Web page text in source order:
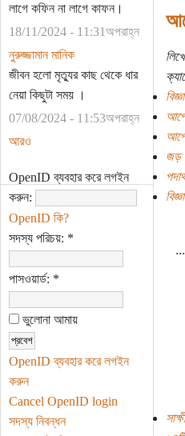
লাগে কফিন না লাগে কাফন।
18/11/2024 - 11:31অপরাহ্ন
নুরুজ্জামান মানিক
জীবন হলো মৃত্যুর কাছ থেকে ধার
নেয়া কিছুটা সময় ।
07/08/2024 - 11:53অপরাহ্ন
আরও
OpenID ব্যবহার করে লগইন
করুন:
OpenID কি?
সদস্য পরিচয়: *
পাসওয়ার্ড: *
ভুলোনা আমায়
OpenID ব্যবহার করে লগইন
করুন
Cancel OpenID login
সদস্য নিবন্ধন
জড়
...